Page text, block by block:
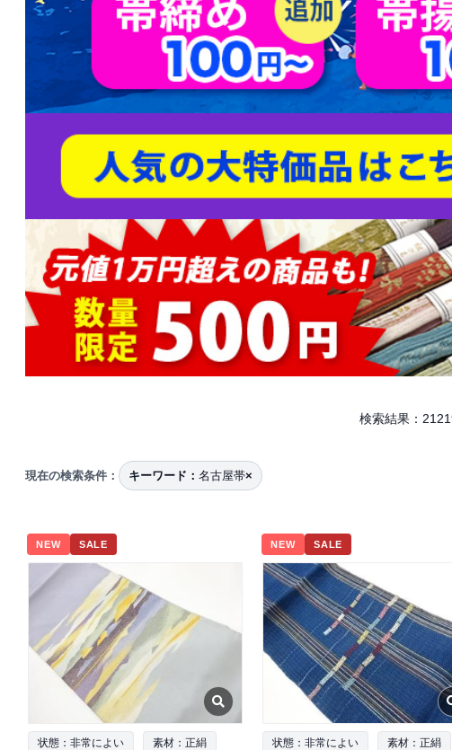
検索結果：
現在の検索条件： キーワード： 名古屋帯×
NEW SALE
状態：非常によい 素材：正絹
NEW SALE
状態：非常によい 素材：正絹